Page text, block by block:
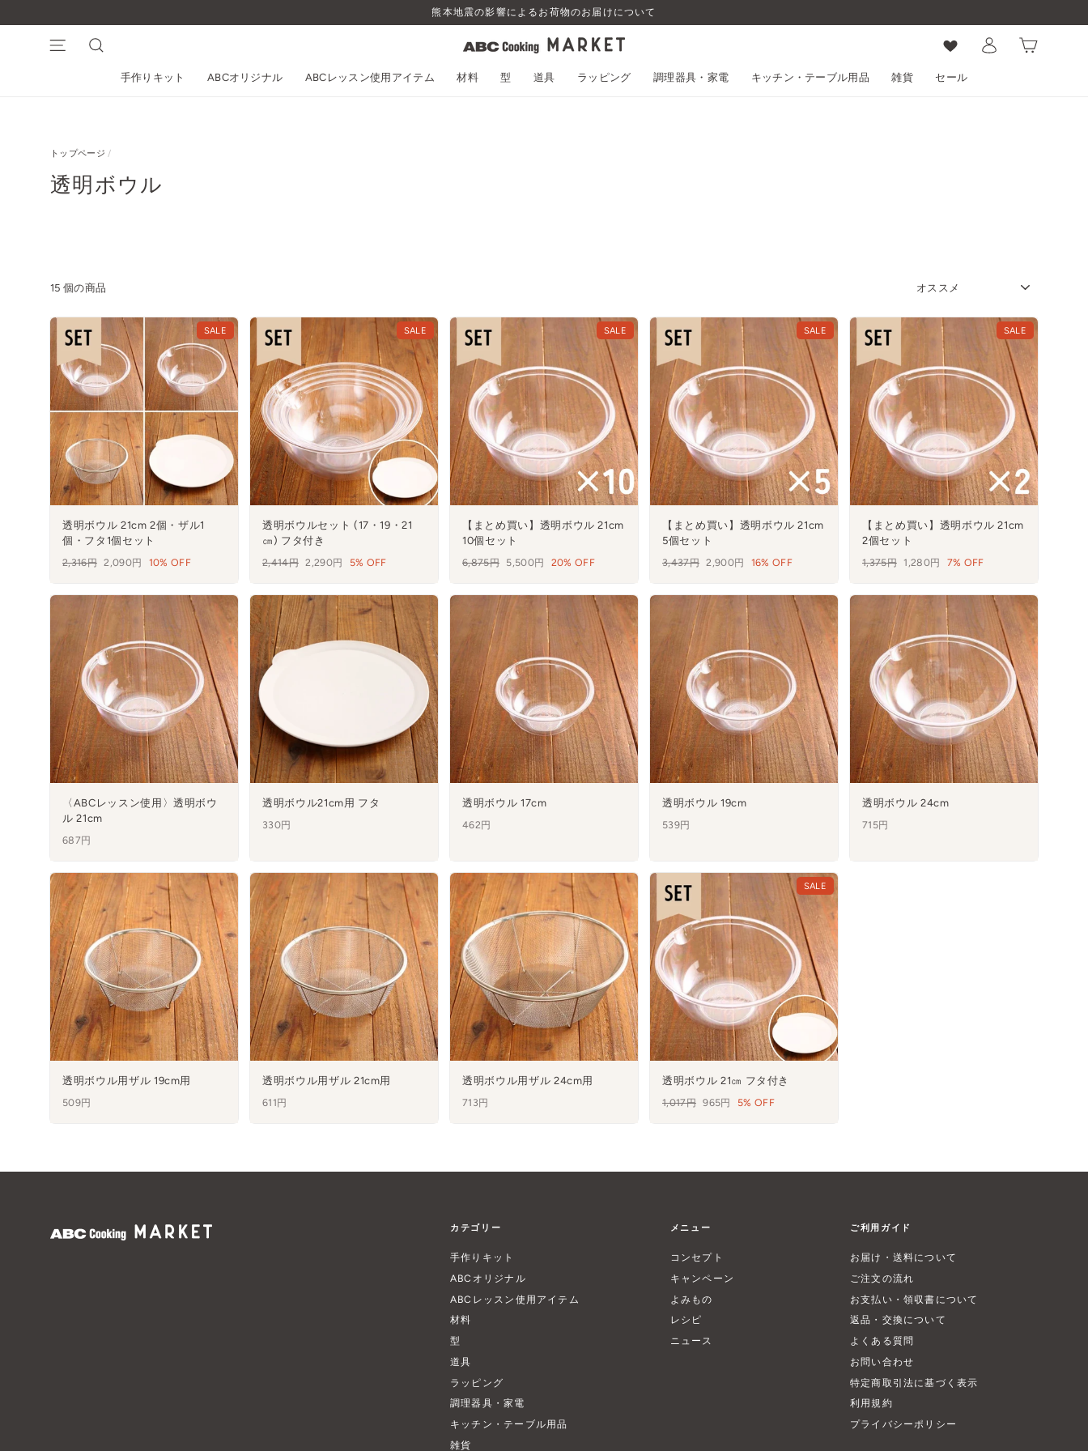
ン
熊本地震の影響によるお荷物のお届けについて
手作りキット
ABCオリジナル ABCレッスン使用アイテム 材料 型 道具 ラッピング 調理器具・家電 キッチン・テーブル用品 雑貨 セール
トップページ /
透明ボウル
15 個の商品
SALE
透明ボウル 21cm 2個・ザル1
個・フタ1個セット
通
価
2,316円 セ
ル
2,090円 10% OFF
SALE
透明ボウルセット (17・19・21
㎝) フタ付き
通
価
格
2,414円 セ
ル
2,290円 5% OFF
SALE
【まとめ買い】透明ボウル 21cm
10個セット
通
価
6,875円
セ
ル
5,500円 20% OFF
SALE
【まとめ買い】透明ボウル 21cm
5個セット
通
価
3,437円 セ
ル
2,900円 16% OFF
SALE
【まとめ買い】透明ボウル 21cm
2個セット
通
価
1,375円
セ
ル
1,280円 7% OFF
〈ABCレッスン使用〉透明ボウ
ル 21cm
687円
透明ボウル21cm用 フタ
330円
透明ボウル 17cm
462円
透明ボウル 19cm
539円
透明ボウル 24cm
715円
透明ボウル用ザル 19cm用
509円
透明ボウル用ザル 21cm用
611円
透明ボウル用ザル 24cm用
713円
SALE
透明ボウル 21㎝ フタ付き
通
1,017円 セ
965円 5% OFF
カテゴリー
手作りキット
ABCオリジナル
ABCレッスン使用アイテム
材料
型
道具
ラッピング
調理器具・家電
キッチン・テーブル用品
雑貨
メニュー
コンセプト
キャンペーン
よみもの
レシピ
ニュース
ご利用ガイド
お届け・送料について
ご注文の流れ
お支払い・領収書について
返品・交換について
よくある質問
お問い合わせ
特定商取引法に基づく表示
利用規約
プライバシーポリシー